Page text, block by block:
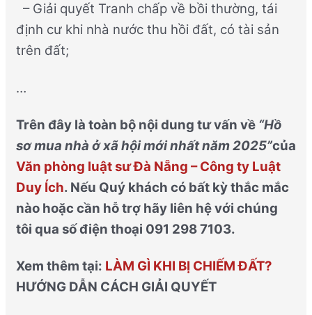
– Giải quyết Tranh chấp về bồi thường, tái
định cư khi nhà nước thu hồi đất, có tài sản
trên đất;
…
Trên đây là toàn bộ nội dung tư vấn về “Hồ
sơ mua nhà ở xã hội mới nhất năm 2025”của
Văn phòng luật sư Đà Nẵng – Công ty Luật
Duy Ích. Nếu Quý khách có bất kỳ thắc mắc
nào hoặc cần hỗ trợ hãy liên hệ với chúng
tôi qua số điện thoại 091 298 7103.
Xem thêm tại: LÀM GÌ KHI BỊ CHIẾM ĐẤT?
HƯỚNG DẪN CÁCH GIẢI QUYẾT